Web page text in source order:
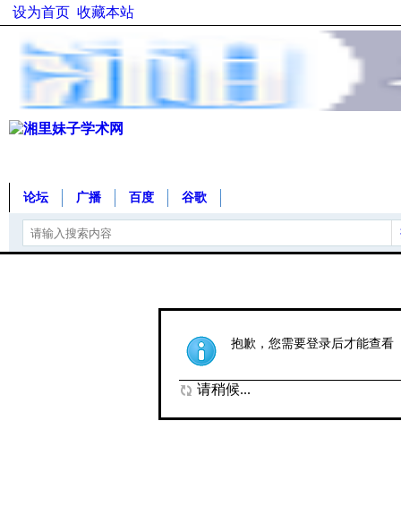
设为首页 收藏本站
论坛 广播 百度 谷歌
抱歉，您需要登录后才能查看
请稍候...